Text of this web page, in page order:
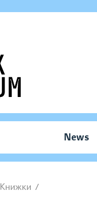
News
Книжки /